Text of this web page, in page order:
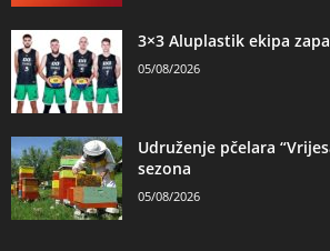
3×3 Aluplastik ekipa
05/08/2026
Udruženje pčelara
sezona
05/08/2026